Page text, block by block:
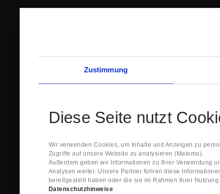
Zustimmung
Diese Seite nutzt
Wir verwenden Cookies, um Inhalte und Anzeigen zu
Zugriffe auf unsere Website zu analysieren (Matomo).
Außerdem geben wir Informationen zu Ihrer Verwendung
Analysen weiter. Unsere Partner führen diese
bereitgestellt haben oder die sie im Rahmen Ihrer
Datenschutzhinweise